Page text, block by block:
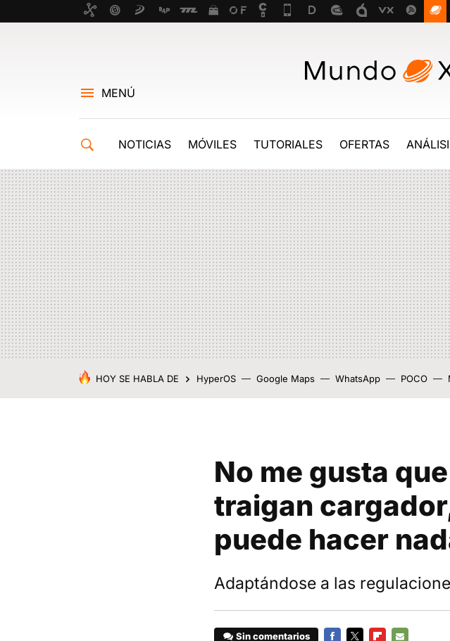
MENÚ
NOTICIAS MÓVILES TUTORIALES OFERTAS
HOY SE HABLA DE HyperOS Google Maps WhatsApp POCO
No me gusta
traigan
puede hacer
Adaptándose a las
Sin comentarios